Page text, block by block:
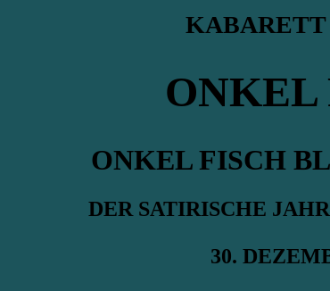
KABARETT
ONKEL
ONKEL FISCH
DER SATIRISCHE
30.